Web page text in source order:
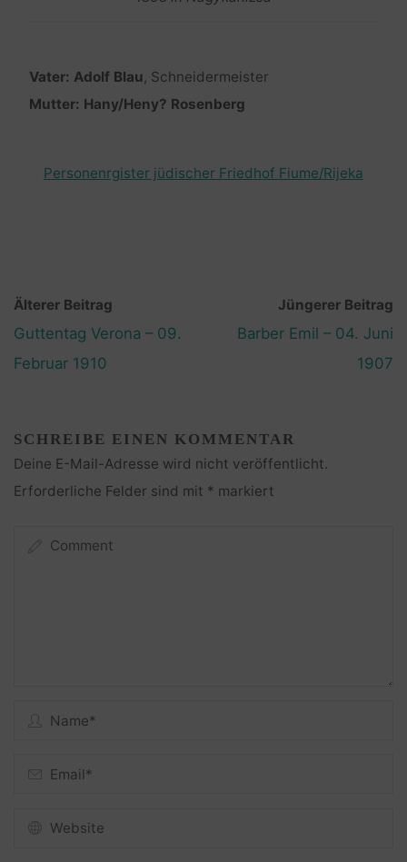
Vater: Adolf Blau, Schneidermeister
Mutter: Hany/Heny? Rosenberg
Personenrgister jüdischer Friedhof Fiume/Rijeka
Älterer Beitrag
Guttentag Verona – 09.
Februar 1910
Jüngerer Beitrag
Barber Emil – 04. Juni
1907
SCHREIBE EINEN KOMMENTAR
Deine E-Mail-Adresse wird nicht veröffentlicht.
Erforderliche Felder sind mit * markiert